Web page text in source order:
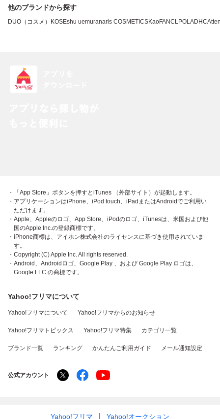
他のブランドから探す
DUO（コスメ） KOSEshu uemuranaris COSMETICSKaoFANCLPOLADHC
・「App Store」ボタンを押すとiTunes （外部サイト）が起動します。
・アプリケーションはiPhone、iPod touch、iPadまたはAndroidでご利用い
ただけます。
・Apple、Appleのロゴ、App Store、iPodのロゴ、iTunesは、米国および他
国のApple Inc.の登録商標です。
・iPhone商標は、アイホン株式会社のライセンスに基づき使用されていま
す。
・Copyright (C) Apple Inc. All rights reserved.
・Android、Androidロゴ、Google Play 、および Google Play ロゴは、
Google LLC の商標です。
Yahoo!フリマについて
Yahoo!フリマについて Yahoo!フリマからのお知らせ
Yahoo!フリマトピックス Yahoo!フリマ特集 カテゴリ一覧
ブランド一覧 ランキング かんたんご利用ガイド メール通知設定
公式アカウント
Yahoo!フリマ Yahoo!オークション